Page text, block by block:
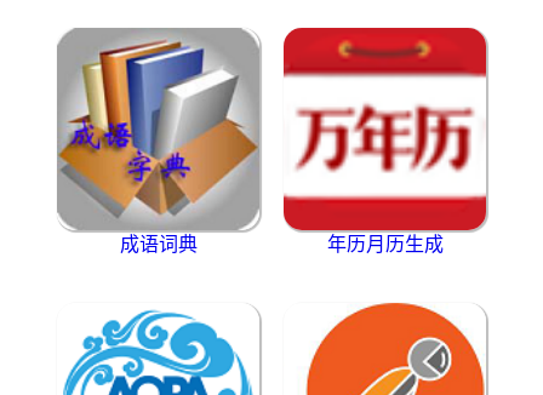
成语词典 年历月历生成